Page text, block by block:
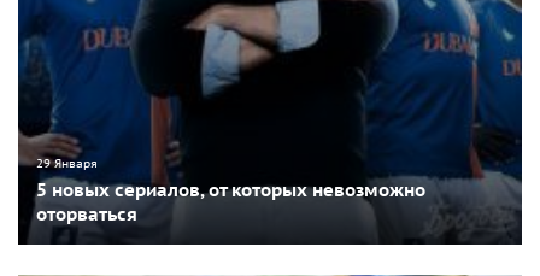
29 Января
5 новых сериалов, от которых невозможно
оторваться